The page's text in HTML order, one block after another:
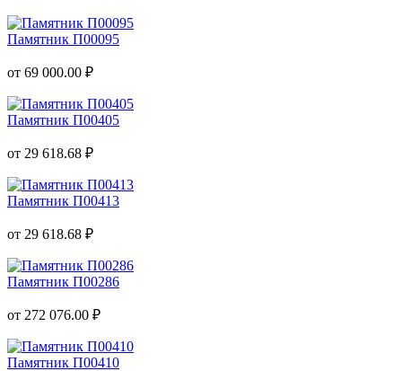
Памятник П00095
от 69 000.00 ₽
Памятник П00405
от 29 618.68 ₽
Памятник П00413
от 29 618.68 ₽
Памятник П00286
от 272 076.00 ₽
Памятник П00410